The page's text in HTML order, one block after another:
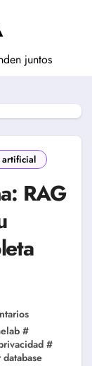
juntos
artificial
RAG
#
#